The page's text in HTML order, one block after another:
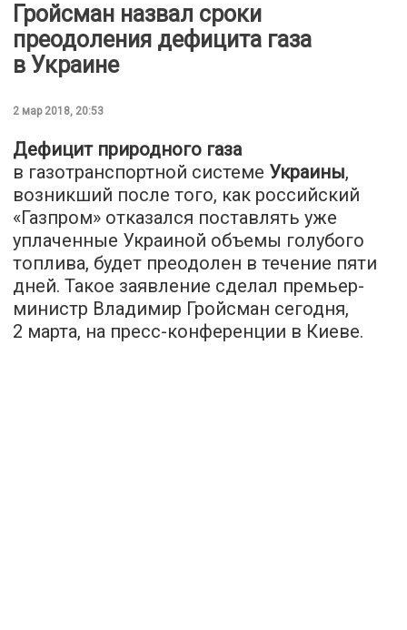
Гройсман назвал сроки
преодоления дефицита газа
в Украине
2 мар 2018, 20:53
Дефицит природного газа
в газотранспортной системе Украины,
возникший после того, как российский
«Газпром» отказался поставлять уже
уплаченные Украиной объемы голубого
топлива, будет преодолен в течение пяти
дней. Такое заявление сделал премьер-
министр Владимир Гройсман сегодня,
2 марта, на пресс-конференции в Киеве.